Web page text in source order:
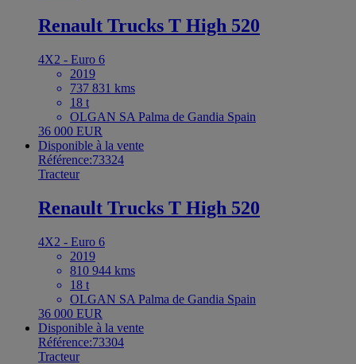
Renault Trucks T High 520
4X2 - Euro 6
2019
737 831 kms
18 t
OLGAN SA Palma de Gandia Spain
36 000 EUR
Disponible à la vente
Référence:73324
Tracteur
Renault Trucks T High 520
4X2 - Euro 6
2019
810 944 kms
18 t
OLGAN SA Palma de Gandia Spain
36 000 EUR
Disponible à la vente
Référence:73304
Tracteur